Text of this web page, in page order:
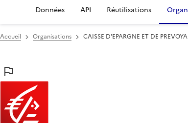
Données API Réutilisations
Accueil Organisations CAISSE D'EPARGNE ET DE